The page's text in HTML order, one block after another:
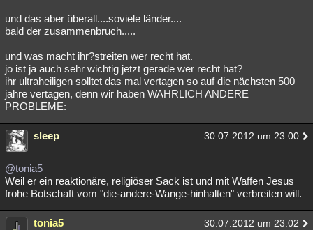
und das aber überall....soviele länder....
bald der zusammenbruch.....
und was macht ihr?streiten wer recht hat.
jo ist ja auch sehr wichtig jetzt gerade wer recht hat?
ihr ultraheiligen solltet das mal vertagen so auf die nächsten 500
jahre vertagen, denn wir haben WAHRLICH ANDERE
PROBLEME:
sleep 30.07.2012 um 23:00
@tonia5
Weil er ein reaktionäre, religiöser Sack ist und mit Waffen Jesus
frohe Botschaft vom "die-andere-Wange-hinhalten" verbreiten will.
tonia5 30.07.2012 um 23:02